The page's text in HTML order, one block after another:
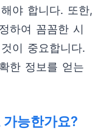
야 합니다. 또한,
하여 꼼꼼한 시
이 중요합니다.
한 정보를 얻는
능한가요?